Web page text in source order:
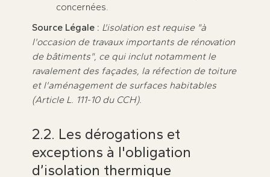
concernées.
Source Légale : L'isolation est requise "à
l'occasion de travaux importants de rénovation
de bâtiments", ce qui inclut notamment le
ravalement des façades, la réfection de toiture
et l'aménagement de surfaces habitables
(Article L. 111-10 du CCH).
2.2. Les dérogations et
exceptions à l'obligation
d’isolation thermique